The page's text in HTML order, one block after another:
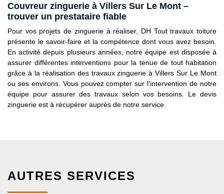
Couvreur zinguerie à Villers Sur Le Mont –
trouver un prestataire fiable
Pour vos projets de zinguerie à réaliser, DH Tout travaux toiture
présente le savoir-faire et la compétence dont vous avez besoin.
En activité depuis plusieurs années, notre équipe est disposée à
assurer différentes interventions pour la tenue de tout habitation
grâce à la réalisation des travaux zinguerie à Villers Sur Le Mont
ou ses environs. Vous pouvez compter sur l’intervention de notre
équipe pour assurer des travaux selon vos besoins. Le devis
zinguerie est à récupérer auprès de notre service.
AUTRES SERVICES